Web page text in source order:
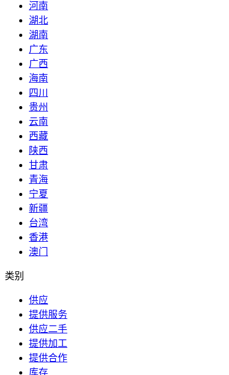
河南
湖北
湖南
广东
广西
海南
四川
贵州
云南
西藏
陕西
甘肃
青海
宁夏
新疆
台湾
香港
澳门
类别
供应
提供服务
供应二手
提供加工
提供合作
库存